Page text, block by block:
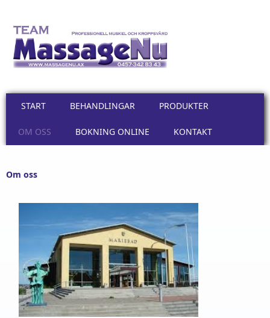
START BEHANDLINGAR PRODUKTER
OM OSS BOKNING ONLINE KONTAKT
Om oss